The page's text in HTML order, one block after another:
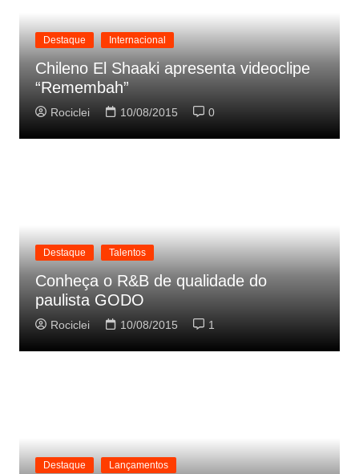
Destaque Internacional
Chileno El Shaaki apresenta videoclipe
“Remembah”
Rociclei 10/08/2015 0
Destaque Talentos
Conheça o R&B de qualidade do
paulista GODO
Rociclei 10/08/2015 1
Destaque Lançamentos